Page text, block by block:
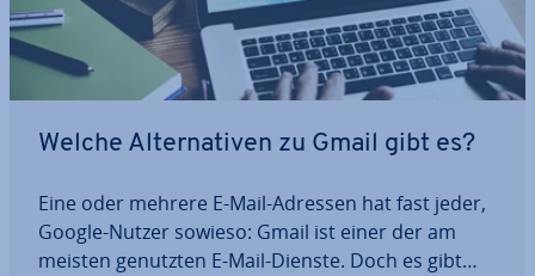
Welche Al­ter­na­ti­ven zu Gmail gibt es?
Eine oder mehrere E-Mail-Adressen hat fast jeder,
Google-Nutzer sowieso: Gmail ist einer der am
meisten genutzten E-Mail-Dienste. Doch es gibt